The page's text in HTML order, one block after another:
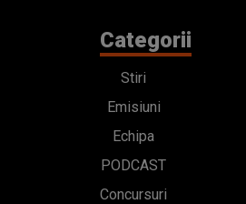
Categorii
Stiri
Emisiuni
Echipa
PODCAST
Concursuri